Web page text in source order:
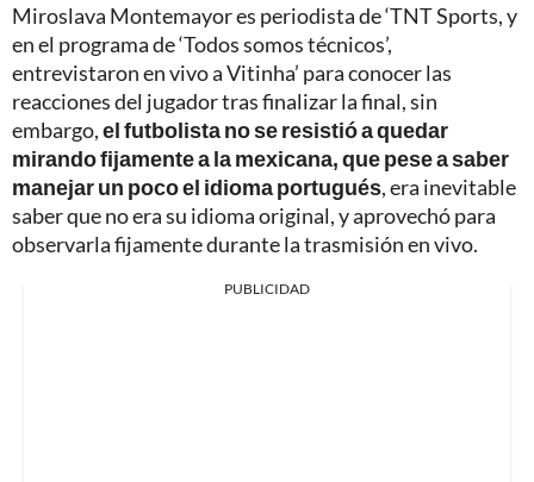
Miroslava Montemayor es periodista de ‘TNT Sports, y
en el programa de ‘Todos somos técnicos’,
entrevistaron en vivo a Vitinha’ para conocer las
reacciones del jugador tras finalizar la final, sin
embargo,el futbolista no se resistió a quedar
mirando fijamente a la mexicana, que pese a saber
manejar un poco el idioma portugués, era inevitable
saber que no era su idioma original, y aprovechó para
observarla fijamente durante la trasmisión en vivo.
PUBLICIDAD